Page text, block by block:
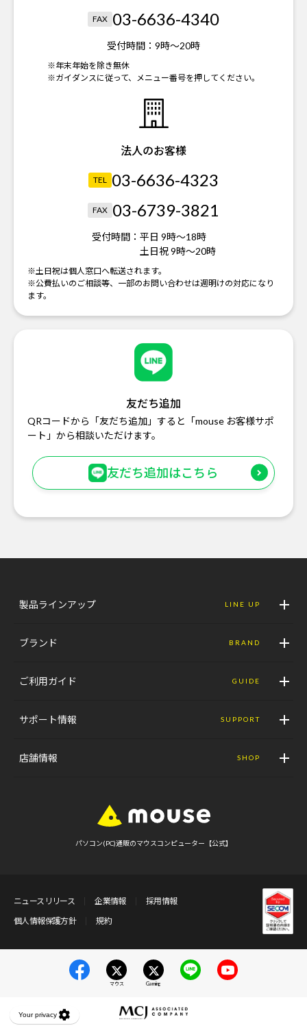
FAX 03-6636-4340
受付時間： 9時～20時
※年末年始を除き無休
※ガイダンスに従って、メニュー番号を押してください。
法人のお客様
TEL 03-6636-4323
FAX 03-6739-3821
受付時間： 平日 9時～18時
土日祝 9時～20時
※土日祝は個人窓口へ転送されます。
※公費払いのご相談等、一部のお問い合わせは週明けの対応になり
ます。
友だち追加
QRコードから「友だち追加」すると「mouse お客様サポ
ート」から相談いただけます。
友だち追加はこちら
製品ラインアップ LINE UP
ブランド BRAND
ご利用ガイド GUIDE
サポート情報 SUPPORT
店舗情報 SHOP
パソコン(PC)通販のマウスコンピューター【公式】
ニュースリリース 企業情報
採用情報
個人情報保護方針
規約
マウス Gaming